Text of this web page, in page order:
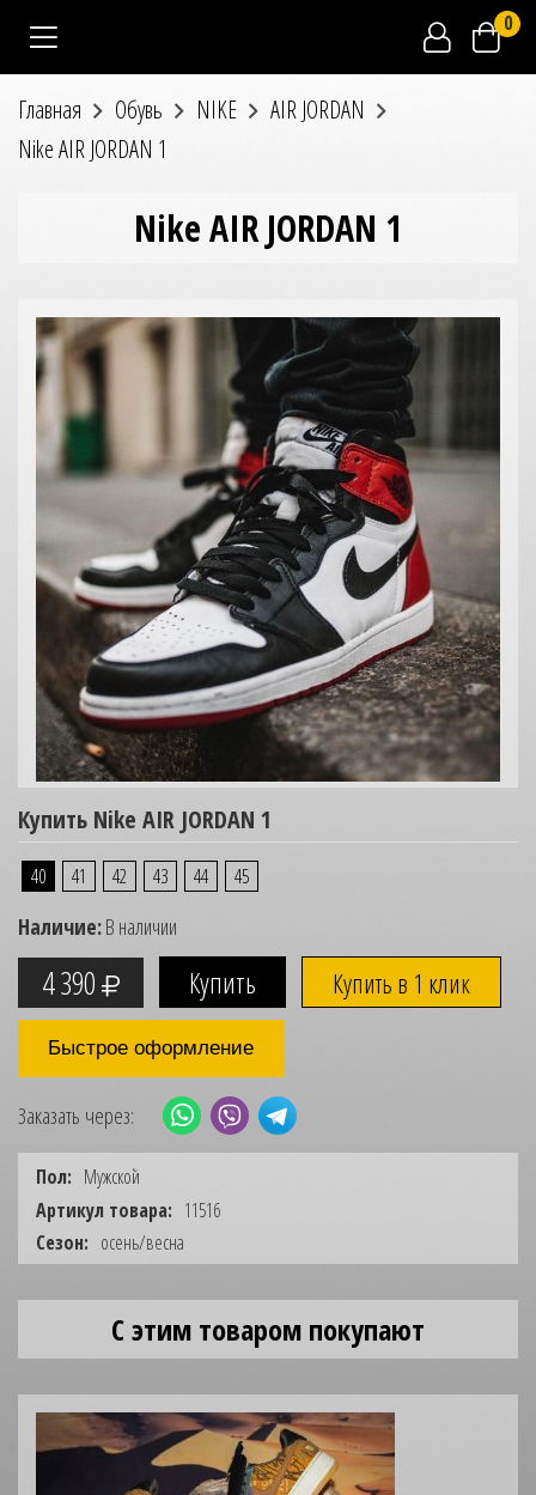
0
Главная Обувь NIKE
AIR JORDAN
Nike AIR JORDAN 1
Nike AIR JORDAN 1
Купить Nike AIR JORDAN 1
40 41 42 43 44 45
Наличие:В наличии
4 390 Купить в 1 клик
Быстрое оформление
Заказать через:
Пол: Мужской
Артикул товара: 11516
Сезон: осень/весна
С этим товаром покупают